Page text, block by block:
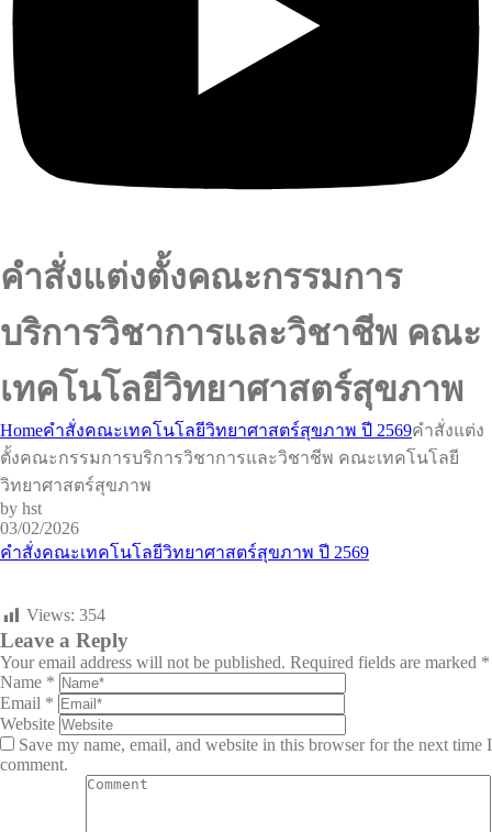
คำสั่งแต่งตั้งคณะกรรมการ
บริการวิชาการและวิชาชีพ คณะ
เทคโนโลยีวิทยาศาสตร์สุขภาพ
Homeคำสั่งคณะเทคโนโลยีวิทยาศาสตร์สุขภาพ ปี 2569คำสั่งแต่ง
ตั้งคณะกรรมการบริการวิชาการและวิชาชีพ คณะเทคโนโลยี
วิทยาศาสตร์สุขภาพ
by hst
03/02/2026
คำสั่งคณะเทคโนโลยีวิทยาศาสตร์สุขภาพ ปี 2569
Views: 354
Leave a Reply
Your email address will not be published. Required fields are marked *
Name *
Email *
Website
Save my name, email, and website in this browser for the next time I
comment.